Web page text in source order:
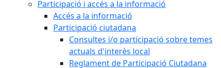
Participació i accés a la informació
Accés a la informació
Participació ciutadana
Consultes i/o participació sobre temes
actuals d'interès local
Reglament de Participació Ciutadana